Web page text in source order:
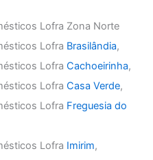
Lofra Zona Norte
Lofra Brasilândia,
LofraCachoeirinha,
LofraCasa Verde,
Lofra Freguesia do
Lofra Imirim,